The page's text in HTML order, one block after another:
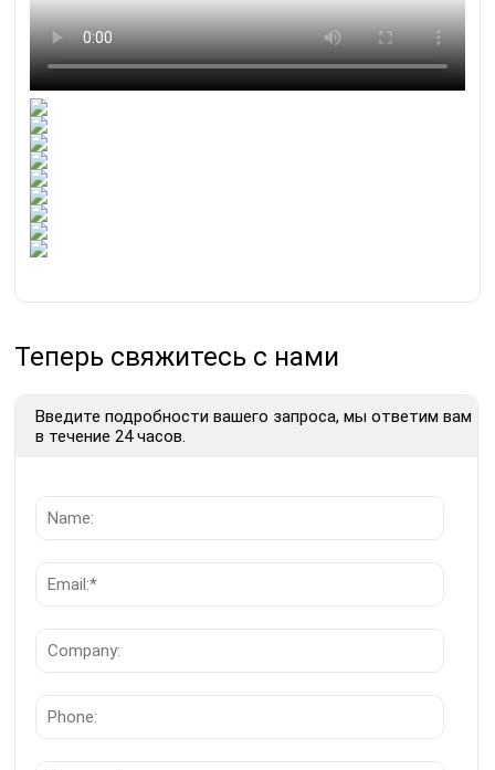
Теперь свяжитесь с нами
Введите подробности вашего запроса, мы ответим вам
в течение 24 часов.